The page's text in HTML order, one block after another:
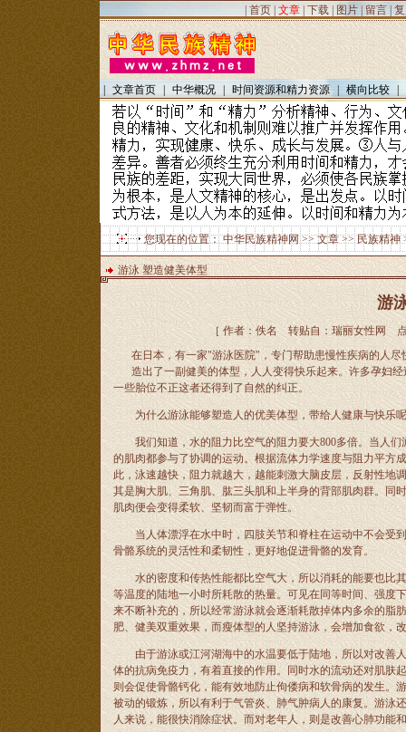
首页 文章 下载 图片 | 留言|
文章首页 中华概况 时间资源和精力资源 横向比较
您现在的位置：中华民族精神网>>文章>>民族精神
游泳 塑造健美体型
游
［ 作者：佚名 转贴自：瑞丽女性网
在日本，有一家"游泳医院"，专门帮助患慢性疾病的人
造出了一副健美的体型，人人变得快乐起来。许多孕妇
一些胎位不正这者还得到了自然的纠正。
为什么游泳能够塑造人的优美体型，带给人健康与快乐
我们知道，水的阻力比空气的阻力要大800多倍。当人们
的肌肉都参与了协调的运动。根据流体力学速度与阻力平方
此，泳速越快，阻力就越大，越能刺激大脑皮层，反射性地
其是胸大肌、三角肌、肱三头肌和上半身的背部肌肉群。同
肌肉便会变得柔软、坚韧而富于弹性。
当人体漂浮在水中时，四肢关节和脊柱在运动中不会受到
骨骼系统的灵活性和柔韧性，更好地促进骨骼的发育。
水的密度和传热性能都比空气大，所以消耗的能要也比其
等温度的陆地一小时所耗散的热量。可见在同等时间、强度
来不断补充的，所以经常游泳就会逐渐耗散掉体内多余的脂
肥、健美双重效果，而瘦体型的人坚持游泳，会增加食欲，
由于游泳或江河湖海中的水温要低于陆地，所以对改善人
体的抗病免疫力，有着直接的作用。同时水的流动还对肌肤
则会促使骨骼钙化，能有效地防止佝偻病和软骨病的发生。
被动的锻炼，所以有利于气管炎、肺气肿病人的康复。游泳
人来说，能很快消除症状。而对老年人，则是改善心肺功能